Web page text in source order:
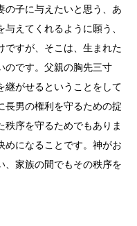
の子に与えたいと思う、あ
えてくれるように願う、
ですが、そこは、生まれた
のです。父親の胸先三寸
継がせるということをして
長男の権利を守るための掟
秩序を守るためでもありま
めになることです。神がお
、家族の間でもその秩序を